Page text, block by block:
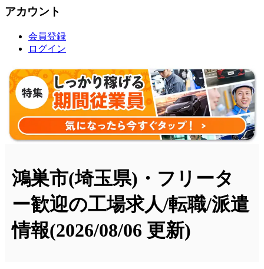
アカウント
会員登録
ログイン
鴻巣市(埼玉県)・フリータ
ー歓迎の工場求人/転職/派遣
情報(2026/08/06 更新)